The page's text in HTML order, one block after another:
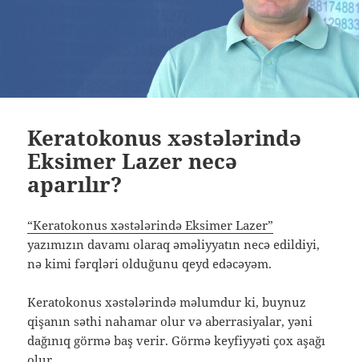
Keratokonus xəstələrində
Eksimer Lazer necə
aparılır?
“Keratokonus xəstələrində Eksimer Lazer”
yazımızın davamı olaraq əməliyyatın necə edildiyi,
nə kimi fərqləri olduğunu qeyd edəcəyəm.
Keratokonus xəstələrində məlumdur ki, buynuz
qişanın səthi nahamar olur və aberrasiyalar, yəni
dağınıq görmə baş verir. Görmə keyfiyyəti çox aşağı